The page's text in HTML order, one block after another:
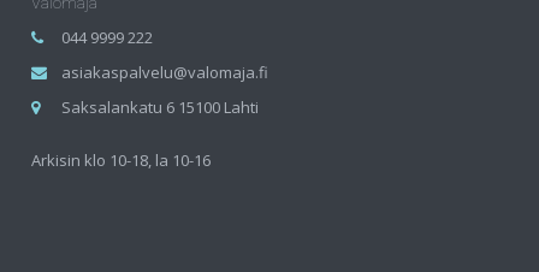
044 9999 222
asiakaspalvelu@valomaja.fi
Saksalankatu 6 15100 Lahti
Arkisin klo 10-18, la 10-16